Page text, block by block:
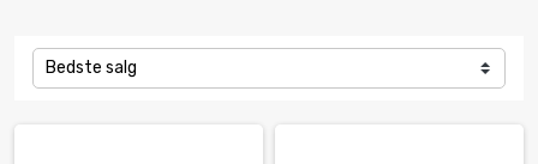
Bedste salg